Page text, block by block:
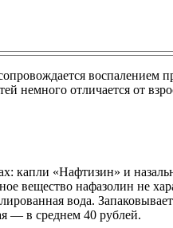
воспалением
немного отличается от
капли «Нафтизин» и
вещество нафазолин не
вода.
— в среднем 40 рублей.